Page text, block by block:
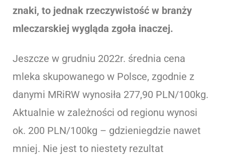
znaki, to jednak rzeczywistość w branży
mleczarskiej wygląda zgoła inaczej.
Jeszcze w grudniu 2022r. średnia cena
mleka skupowanego w Polsce, zgodnie z
danymi MRiRW wynosiła 277,90 PLN/100kg.
Aktualnie w zależności od regionu wynosi
ok. 200 PLN/100kg – gdzieniegdzie nawet
mniej. Nie jest to niestety rezultat